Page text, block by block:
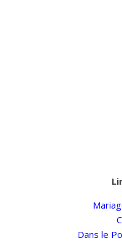
Dans le